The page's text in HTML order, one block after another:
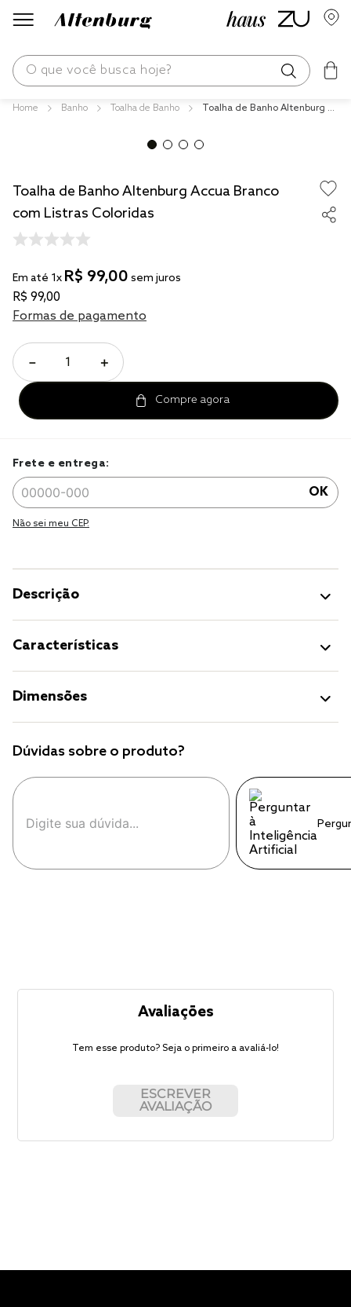
O que você busca hoje?
Banho Toalha de Banho
Toalha de Banho Altenburg Ac
as
Toalha de Banho Altenburg Accua Branco
com Listras Coloridas
Em até 1x R$ 99,00 sem juros
R$ 99,00
Formas de pagamento
＋
－
Frete e entrega:
OK
Não sei meu CEP.
Descrição
Características
Dimensões
Dúvidas sobre o produto?
Avaliações
Tem esse produto? Seja o primeiro a avaliá-lo!
ESCREVER
AVALIAÇÃO
jogos cama
solteiro king
cobre leito
tencel
jogo cama
jogo cama casal